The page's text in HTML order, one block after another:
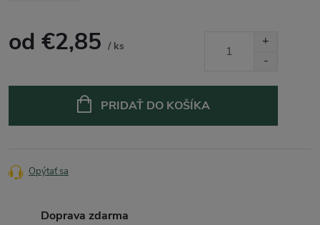
od €2,85 / ks
PRIDAŤ DO KOŠÍKA
Opýtať sa
Doprava zdarma